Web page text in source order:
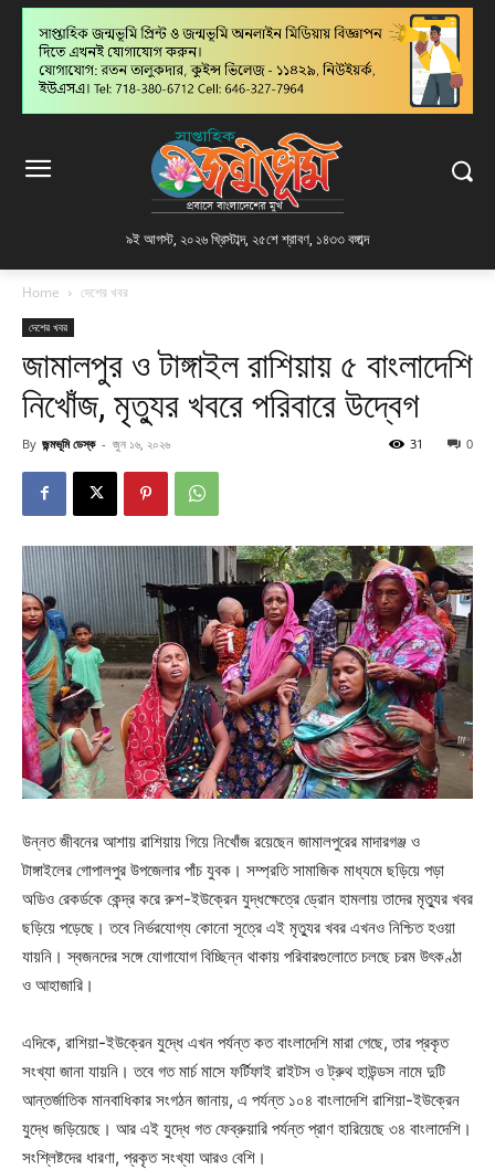
৯ই আগস্ট, ২০২৬ খ্রিস্টাব্দ, ২৫শে শ্রাবণ, ১৪৩৩ বঙ্গাব্দ
Home দেশের খবর
দেশের খবর
জামালপুর ও টাঙ্গাইল রাশিয়ায় ৫ বাংলাদেশি
নিখোঁজ, মৃত্যুর খবরে পরিবারে উদ্বেগ
By জন্মভূমি ডেস্ক - জুন ১৬, ২০২৬ 0
31
উন্নত জীবনের আশায় রাশিয়ায় গিয়ে নিখোঁজ রয়েছেন জামালপুরের মাদারগঞ্জ ও
টাঙ্গাইলের গোপালপুর উপজেলার পাঁচ যুবক। সম্প্রতি সামাজিক মাধ্যমে ছড়িয়ে পড়া
অডিও রেকর্ডকে কেন্দ্র করে রুশ-ইউক্রেন যুদ্ধক্ষেত্রে ড্রোন হামলায় তাদের মৃত্যুর খবর
ছড়িয়ে পড়েছে। তবে নির্ভরযোগ্য কোনো সূত্রে এই মৃত্যুর খবর এখনও নিশ্চিত হওয়া
যায়নি। স্বজনদের সঙ্গে যোগাযোগ বিচ্ছিন্ন থাকায় পরিবারগুলোতে চলছে চরম উৎকণ্ঠা
ও আহাজারি।
এদিকে, রাশিয়া-ইউক্রেন যুদ্ধে এখন পর্যন্ত কত বাংলাদেশি মারা গেছে, তার প্রকৃত
সংখ্যা জানা যায়নি। তবে গত মার্চ মাসে ফর্টিফাই রাইটস ও ট্রুথ হাউন্ডস নামে দুটি
আন্তর্জাতিক মানবাধিকার সংগঠন জানায়, এ পর্যন্ত ১০৪ বাংলাদেশি রাশিয়া-ইউক্রেন
যুদ্ধে জড়িয়েছে। আর এই যুদ্ধে গত ফেব্রুয়ারি পর্যন্ত প্রাণ হারিয়েছে ৩৪ বাংলাদেশি।
সংশ্লিষ্টদের ধারণা, প্রকৃত সংখ্যা আরও বেশি।